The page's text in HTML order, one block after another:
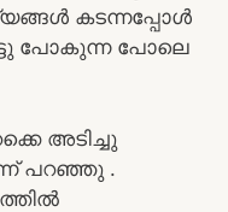
കടന്നപ്പോൾ
പോകുന്ന പോലെ
അടിച്ചു
പറഞ്ഞു .